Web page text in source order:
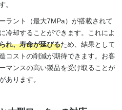
。
ラント（最大7MPa）が搭載されて
冷却することができます。これによ
れ、寿命が延びるため、結果として
コストの削減が期待できます。お客
マンスの高い製品を受け取ることが
あります。